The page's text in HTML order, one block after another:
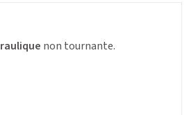
non tournante.